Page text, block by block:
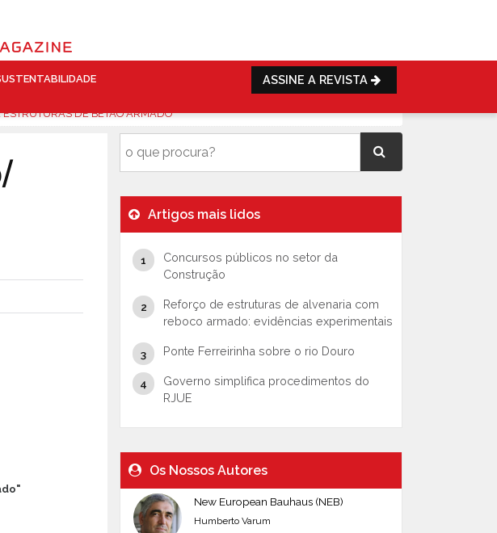
ASSINE A REVISTA
DE BETÃO ARMADO
Artigos mais lidos
Concursos públicos no setor da
Construção
Reforço de estruturas de alvenaria com
reboco armado: evidências experimentais
Ponte Ferreirinha sobre o rio Douro
Governo simplifica procedimentos do
RJUE
Os Nossos Autores
New European Bauhaus (NEB)
Humberto Varum